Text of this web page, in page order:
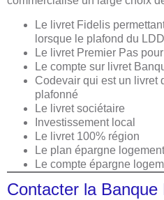
Le livret Fidelis
lorsque le plafond du
Le livret Premier Pas
Le compte sur livret
Codevair qui est un livret
plafonné
Le livret sociétaire
Investissement local
Le livret 100% région
Le plan épargne logement
Le compte épargne
Contacter la